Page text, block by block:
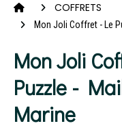
COFFRETS
Mon Joli Coffret - Le
Mon Joli
Puzzle -
Marine